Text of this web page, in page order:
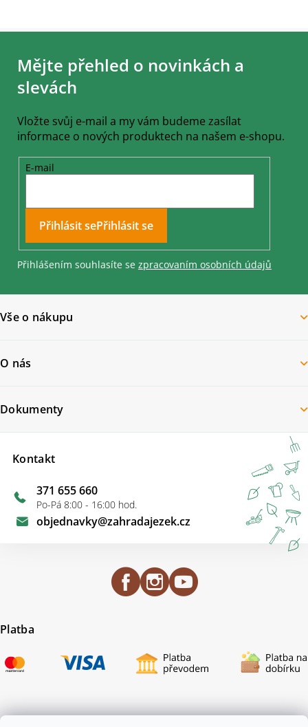
Z
Mějte přehled o novinkách a
slevách
Vložte svůj e-mail a my vám budeme zasílat
informace o nových produktech na našem e-shopu.
E-mail
Přihlásit se
Přihlášením souhlasíte se zpracovaním osobních údajů
Vše o nákupu
O nás
Kontakt
objednavky@zahradajezek.cz
371 655 660
Po-Pá 8:00 - 16:00 hod.
Dokumenty
Platba